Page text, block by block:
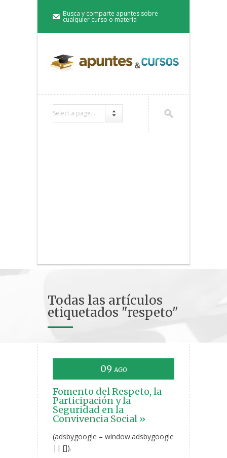
Busca y comparte apuntes sobre
cualquier curso o materia
Select a page...
Todas las artículos
etiquetados "respeto"
09 AGO
Fomento del Respeto, la
Participación y la
Seguridad en la
Convivencia Social »
(adsbygoogle = window.adsbygoogle
|| []).